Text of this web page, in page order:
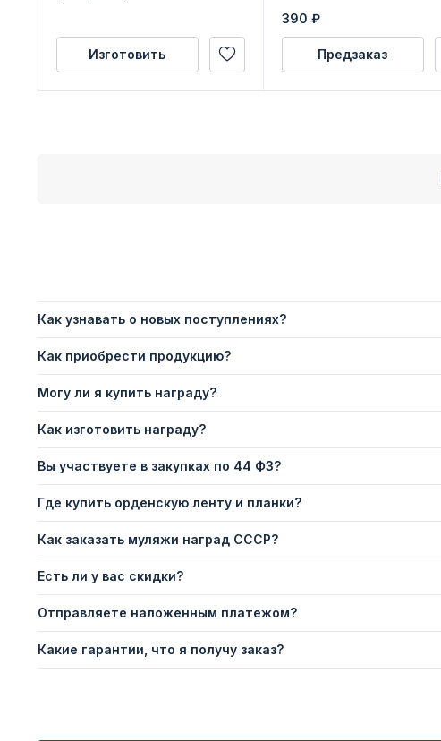
Изготовить
390 ₽
Предзаказ
Как узнавать о новых поступлениях?
Как приобрести продукцию?
Могу ли я купить награду?
Как изготовить награду?
Вы участвуете в закупках по 44 ФЗ?
Где купить орденскую ленту и планки?
Как заказать муляжи наград СССР?
Есть ли у вас скидки?
Отправляете наложенным платежом?
Какие гарантии, что я получу заказ?